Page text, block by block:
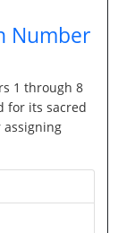
Number
1 through 8
for its sacred
assigning